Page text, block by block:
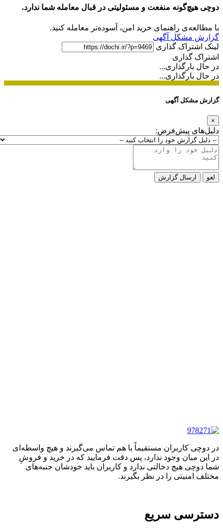
دوچی هیچ‌گونه منفعت و مسئولیتی در قبال معامله شما ندارد.
با مطالعه‌ی راهنمای خرید امن، آسوده‌تر معامله کنید.
گزارش مشکل آگهی
لینک اشتراک گذاری
اشتراک گذاری
در حال بارگذاری...
در حال بارگذاری...
گزارش مشکل آگهی
×
دلیل‌های پیش‌فرض:
لغو ارسال گزارش
در دوچی کاربران مستقیماً با هم تماس می‌گیرند و هیچ واسطه‌ای
در این میان وجود ندارد، پس دقت فرمایید که در خرید و فروشِ
شما دوچی هیچ دخالتی ندارد و کاربران باید خودشان جنبه‌های
مختلف امنیتی را در نظر بگیرند.
دسترسی سریع